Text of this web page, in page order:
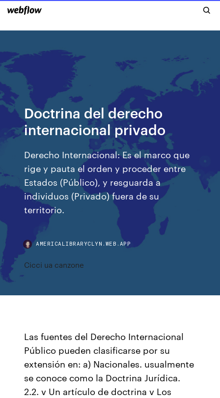
Doctrina del derecho
internacional privado
Derecho Internacional: Es el marco que
rige y pauta el orden y proceder entre
Estados (Público), y resguarda a
individuos (Privado) fuera de su
territorio.
AMERICALIBRARYCLYN.WEB.APP
Cicci ua canzone
Las fuentes del Derecho Internacional
Público pueden clasificarse por su
extensión en: a) Nacionales. usualmente
se conoce como la Doctrina Jurídica.
2.2. v Un artículo de doctrina v Los